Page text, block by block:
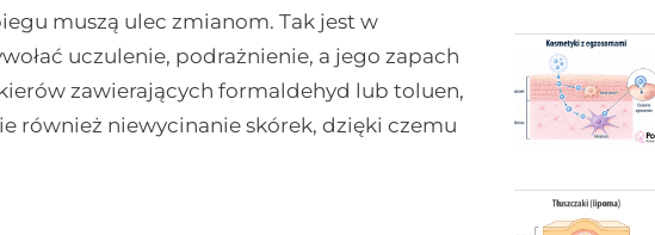
muszą ulec zmianom. Tak jest w
uczulenie, podrażnienie, a jego zapach
zawierających formaldehyd lub toluen,
również niewycinanie skórek, dzięki czemu